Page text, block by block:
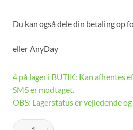
Du kan også dele din betaling op
ellerAnyDay
4 på lager i BUTIK: Kan afhentes
SMS er modtaget.
OBS: Lagerstatus er vejledende
Seagate Expansion - Ekstern Harddisk